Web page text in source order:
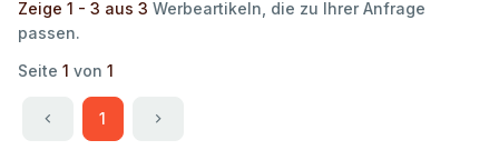
Zeige 1 - 3 aus 3 Werbeartikeln, die zu Ihrer Anfrage
passen.
Seite 1 von 1
1